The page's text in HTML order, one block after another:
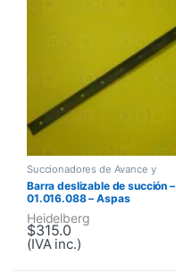
Succionadores de Avance y
Barra deslizable de succión –
01.016.088 – Aspas
Heidelberg
$315.0
(IVA inc.)